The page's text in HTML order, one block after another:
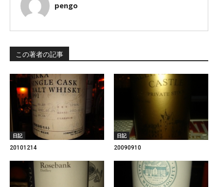
pengo
この著者の記事
日記
20101214
日記
20090910